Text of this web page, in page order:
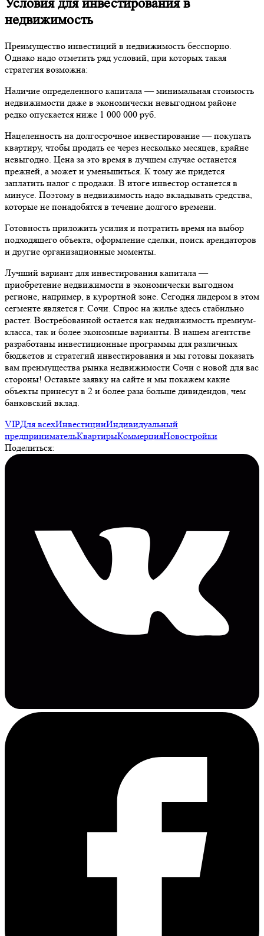
недвижимость
Преимущество инвестиций в недвижимость бесспорно.
Однако надо отметить ряд условий, при которых такая
стратегия возможна:
Наличие определенного капитала — минимальная стоимость
недвижимости даже в экономически невыгодном районе
редко опускается ниже 1 000 000 руб.
Нацеленность на долгосрочное инвестирование — покупать
квартиру, чтобы продать ее через несколько месяцев, крайне
невыгодно. Цена за это время в лучшем случае останется
прежней, а может и уменьшиться. К тому же придется
заплатить налог с продажи. В итоге инвестор останется в
минусе. Поэтому в недвижимость надо вкладывать средства,
которые не понадобятся в течение долгого времени.
Готовность приложить усилия и потратить время на выбор
подходящего объекта, оформление сделки, поиск арендаторов
и другие организационные моменты.
Лучший вариант для инвестирования капитала —
приобретение недвижимости в экономически выгодном
регионе, например, в курортной зоне. Сегодня лидером в этом
сегменте является г. Сочи. Спрос на жилье здесь стабильно
растет. Востребованной остается как недвижимость премиум-
класса, так и более экономные варианты. В нашем агентстве
разработаны инвестиционные программы для различных
бюджетов и стратегий инвестирования и мы готовы показать
вам преимущества рынка недвижимости Сочи с новой для вас
стороны! Оставьте заявку на сайте и мы покажем какие
объекты принесут в 2 и более раза больше дивидендов, чем
банковский вклад.
VIPДля всехИнвестицииИндивидуальный
предпринимательКвартирыКоммерцияНовостройки
Поделиться: